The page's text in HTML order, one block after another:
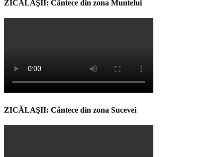
ZICĂLAŞII: Cântece din zona Muntelui
ZICĂLAŞII: Cântece din zona Sucevei